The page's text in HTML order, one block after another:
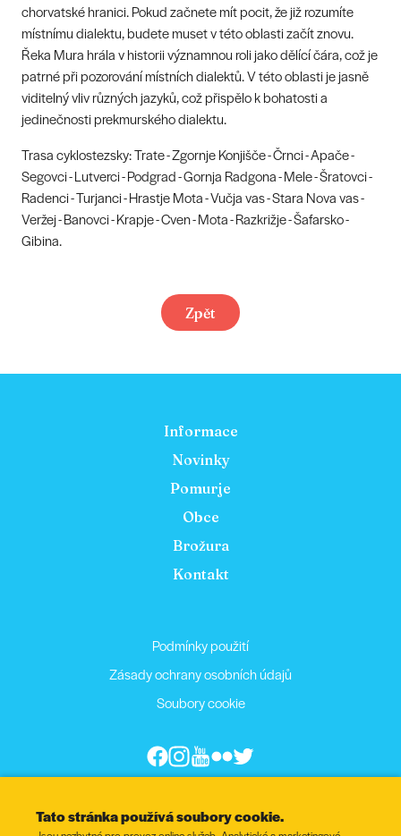
chorvatské hranici. Pokud začnete mít pocit, že již rozumíte
místnímu dialektu, budete muset v této oblasti začít znovu.
Řeka Mura hrála v historii významnou roli jako dělící čára, což je
patrné při pozorování místních dialektů. V této oblasti je jasně
viditelný vliv různých jazyků, což přispělo k bohatosti a
jedinečnosti prekmurského dialektu.
Trasa cyklostezsky: Trate - Zgornje Konjišče - Črnci - Apače -
Segovci - Lutverci - Podgrad - Gornja Radgona - Mele - Šratovci -
Radenci - Turjanci - Hrastje Mota - Vučja vas - Stara Nova vas -
Veržej - Banovci - Krapje - Cven - Mota - Razkrižje - Šafarsko -
Gibina.
Zpět
Informace
Novinky
Pomurje
Obce
Brožura
Kontakt
Podmínky použití
Zásady ochrany osobních údajů
Soubory cookie
Tato stránka používá soubory cookie.